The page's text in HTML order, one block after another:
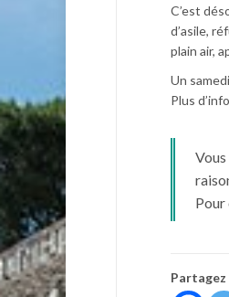
C’est
d’asile,
plain air,
Un
Plus
Pour